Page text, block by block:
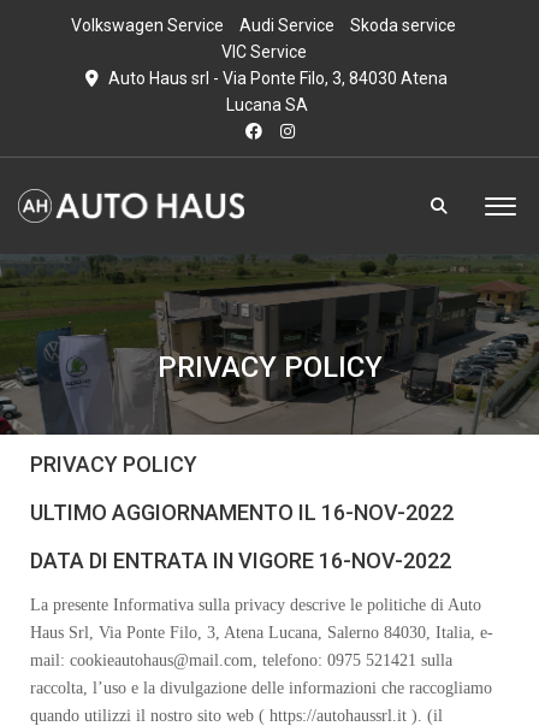
Volkswagen Service Audi Service
Skoda service
VIC Service
Auto Haus srl - Via Ponte Filo, 3, 84030 Atena
Lucana SA
PRIVACY POLICY
PRIVACY POLICY
ULTIMO AGGIORNAMENTO IL 16-NOV-2022
DATA DI ENTRATA IN VIGORE 16-NOV-2022
La presente Informativa sulla privacy descrive le politiche di Auto
Haus Srl, Via Ponte Filo, 3, Atena Lucana, Salerno 84030, Italia, e-
mail: cookieautohaus@mail.com, telefono: 0975 521421 sulla
raccolta, l’uso e la divulgazione delle informazioni che raccogliamo
quando utilizzi il nostro sito web ( https://autohaussrl.it ). (il